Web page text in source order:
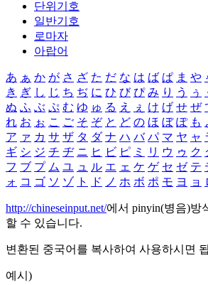
단위기호
일반기호
로마자
아랍어
あ ぁ か が さ ざ た だ な は ば ぱ ま や
き ぎ し じ ち ぢ に ひ び ぴ み り う ぅ
ぬ ふ ぶ ぷ む ゆ ゅ る え ぇ け げ せ ぜ
れ お ぉ こ ご そ ぞ と ど の ほ ぼ ぽ も
ア ァ カ サ ザ タ ダ ナ ハ バ パ マ ヤ ャ
ギ シ ジ チ ヂ ニ ヒ ビ ピ ミ リ ウ ゥ ク
フ ブ プ ム ユ ュ ル エ ェ ケ ゲ セ ゼ テ
ォ コ ゴ ソ ゾ ト ド ノ ホ ボ ポ モ ヨ ョ
http://chineseinput.net/에서 pinyin(병음)방
할 수 있습니다.
변환된 중국어를 복사하여 사용하시면
예시)